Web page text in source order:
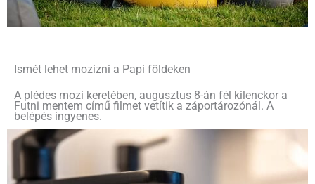
Ismét lehet mozizni a Papi földeken
A plédes mozi keretében, augusztus 8-án fél kilenckor a
Futni mentem című filmet vetítik a záportározónál. A
belépés ingyenes.